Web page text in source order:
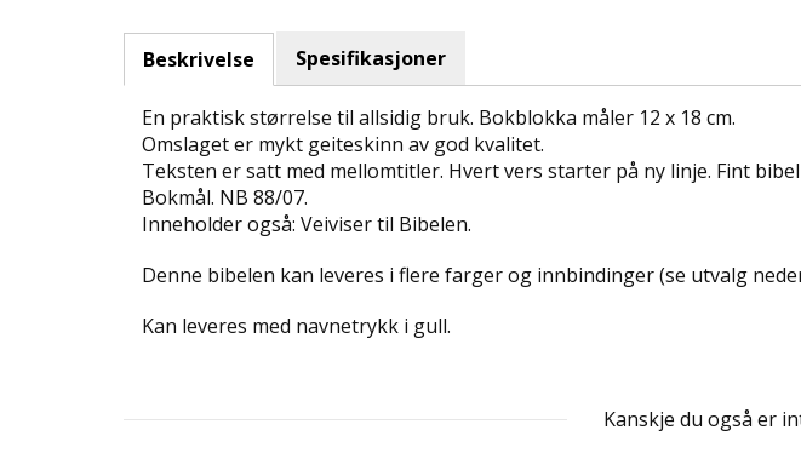
Beskrivelse Spesifikasjoner
En praktisk størrelse til allsidig bruk. Bokblokka måler 12 x 18 cm.
Omslaget er mykt geiteskinn av god kvalitet.
Teksten er satt med mellomtitler. Hvert vers starter på ny linje. Fint
Bokmål. NB 88/07.
Inneholder også: Veiviser til Bibelen.
Denne bibelen kan leveres i flere farger og innbindinger (se utvalg
Kan leveres med navnetrykk i gull.
Kanskje du også er